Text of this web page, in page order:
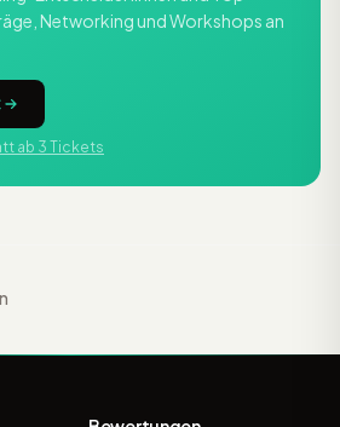
Networking und Workshops an
ab 3 Tickets